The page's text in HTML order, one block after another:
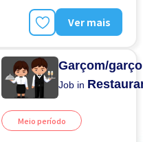
Ver mais
Garçom/
Job in
Meio período